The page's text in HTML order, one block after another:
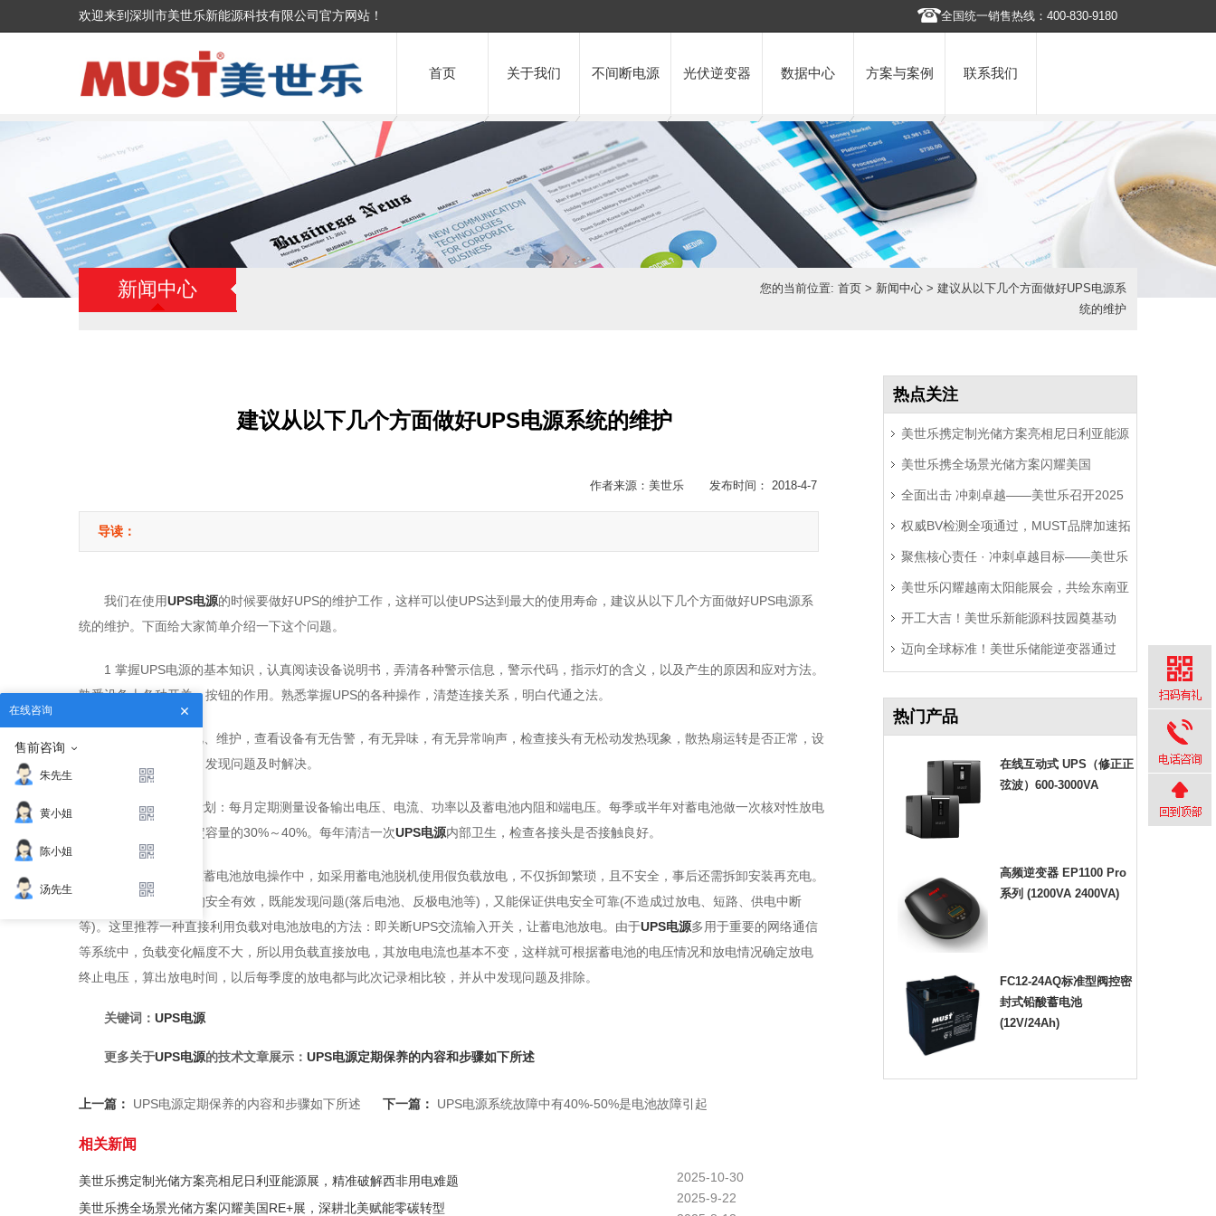
欢迎来到深圳市美世乐新能源科技有限公司官方网站！ 全国统一销售热线：400-830-9180
首页 关于我们 不间断电源 光伏逆变器 数据中心 方案与案例 联系我们
新闻中心 您的当前位置:首页 > 新闻中心 > 建议从以下几个方面做好UPS电源系
统的维护
建议从以下几个方面做好UPS电源系统的维护
作者来源：美世乐 发布时间： 2018-4-7
导读：
我们在使用UPS电源的时候要做好UPS的维护工作，这样可以使UPS达到最大的使用寿命，建议从以下几个方面做好UPS电源系
统的维护。下面给大家简单介绍一下这个问题。
1 掌握UPS电源的基本知识，认真阅读设备说明书，弄清各种警示信息，警示代码，指示灯的含义，以及产生的原因和应对方法。
熟悉设备上各种开关，按钮的作用。熟悉掌握UPS的各种操作，清楚连接关系，明白代通之法。
2 加强日常的巡视、维护，查看设备有无告警，有无异味，有无异常响声，检查接头有无松动发热现象，散热扇运转是否正常，设
备各种指示是否正常，发现问题及时解决。
3 制定定期维护计划：每月定期测量设备输出电压、电流、功率以及蓄电池内阻和端电压。每季或半年对蓄电池做一次核对性放电
试验，一般应放出额定容量的30%～40%。每年清洁一次UPS电源内部卫生，检查各接头是否接触良好。
4 蓄电池放电：在蓄电池放电操作中，如采用蓄电池脱机使用假负载放电，不仅拆卸繁琐，且不安全，事后还需拆卸安装再充电。
为保证电池放电试验的安全有效，既能发现问题(落后电池、反极电池等)，又能保证供电安全可靠(不造成过放电、短路、供电中断
等)。这里推荐一种直接利用负载对电池放电的方法：即关断UPS交流输入开关，让蓄电池放电。由于UPS电源多用于重要的网络通信
等系统中，负载变化幅度不大，所以用负载直接放电，其放电电流也基本不变，这样就可根据蓄电池的电压情况和放电情况确定放电
终止电压，算出放电时间，以后每季度的放电都与此次记录相比较，并从中发现问题及排除。
关键词： UPS电源
更多关于UPS电源的技术文章展示： UPS电源定期保养的内容和步骤如下所述
上一篇： UPS电源定期保养的内容和步骤如下所述 下一篇： UPS电源系统故障中有40%-50%是电池故障引起
相关新闻
2025-10-30
美世乐携定制光储方案亮相尼日利亚能源展，精准破解西非用电难题
2025-9-22
美世乐携全场景光储方案闪耀美国RE+展，深耕北美赋能零碳转型
热点关注
美世乐携定制光储方案亮相尼日利亚能源
展，精准破解西非用电难题
美世乐携全场景光储方案闪耀美国
RE+展，深耕北美赋能零碳转型
全面出击 冲刺卓越——美世乐召开2025
年中营销工作会议
权威BV检测全项通过，MUST品牌加速拓
局拉美市场
聚焦核心责任 · 冲刺卓越目标——美世乐
2025年中会议圆满举行
美世乐闪耀越南太阳能展会，共绘东南亚
绿色能源新图景
开工大吉！美世乐新能源科技园奠基动
工，迈向全球绿色智造新征程
迈向全球标准！美世乐储能逆变器通过
热门产品
在线互动式 UPS（修正正
弦波）600-3000VA
高频逆变器 EP1100 Pro
系列 (1200VA 2400VA)
FC12-24AQ标准型阀控密
封式铅酸蓄电池
(12V/24Ah)
在线咨询
售前咨询
朱先生
黄小姐
陈小姐
汤先生